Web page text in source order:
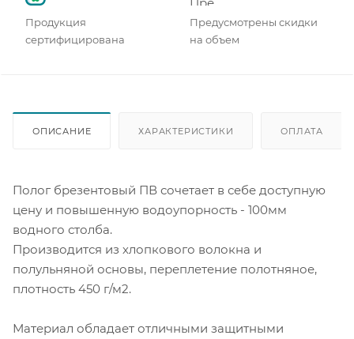
Продукция
сертифицирована
Предусмотрены скидки
на объем
ОПИСАНИЕ ХАРАКТЕРИСТИКИ ОПЛАТА
Полог брезентовый ПВ сочетает в себе доступную
цену и повышенную водоупорность - 100мм
водного столба.
Производится из хлопкового волокна и
полульняной основы, переплетение полотняное,
плотность 450 г/м2.
Материал обладает отличными защитными